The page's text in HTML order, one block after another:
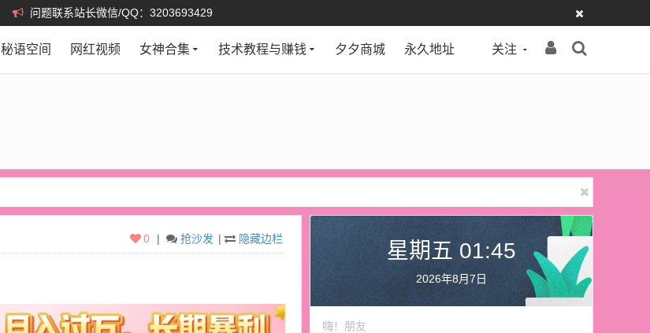
问题联系站长微信/QQ：3203693429
关注
秘语空间 网红视频 女神合集 技术教程与赚钱 夕夕商城 永久地址
| 隐藏边栏
| 抢沙发
0 星期五 01:45
2026年8月7日
嗨！朋友